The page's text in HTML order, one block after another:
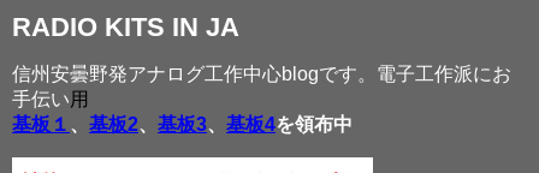
RADIO KITS IN JA
信州安曇野発アナログ工作中心blogです。電子工作派にお
手伝い用
基板１ 、 基板2、 基板3、 基板4を領布中